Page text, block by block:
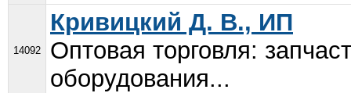
14092
Кривицкий Д. В., ИП
Оптовая торговля:
оборудования...